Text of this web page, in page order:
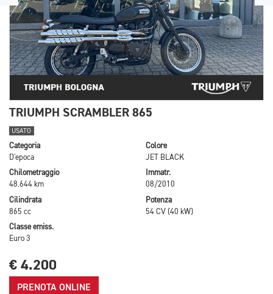
TRIUMPH SCRAMBLER 865
USATO
Categoria
D'epoca
Colore
JET BLACK
Chilometraggio
48.644 km
Immatr.
08/2010
Cilindrata
865 cc
Potenza
54 CV (40 kW)
Classe emiss.
Euro 3
€ 4.200
PRENOTA ONLINE